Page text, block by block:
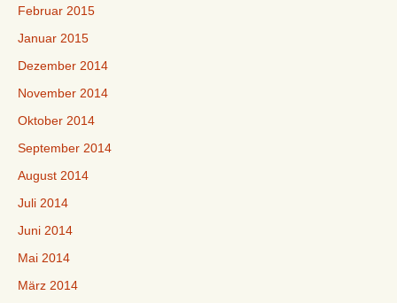
Februar 2015
Januar 2015
Dezember 2014
November 2014
Oktober 2014
September 2014
August 2014
Juli 2014
Juni 2014
Mai 2014
März 2014